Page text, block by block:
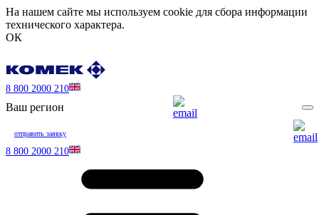
На нашем сайте мы используем cookie для сбора информации
технического характера.
ОК
8 800 2000 210
Ваш регион
отправить заявку
8 800 2000 210